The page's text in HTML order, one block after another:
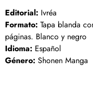
Editorial: Ivréa
Formato: Tapa blanda
páginas. Blanco y negro
Idioma: Español
Género: Shonen Manga